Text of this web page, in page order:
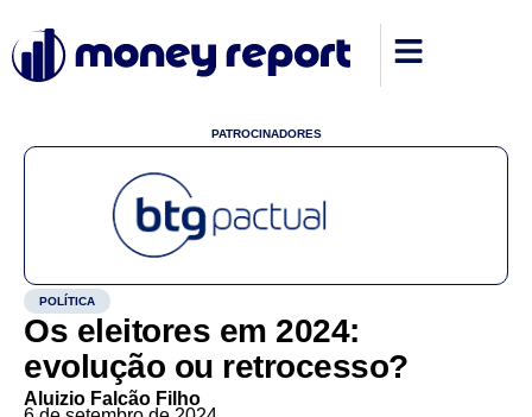
PATROCINADORES
POLÍTICA
Os eleitores em 2024:
evolução ou retrocesso?
Aluizio Falcão Filho